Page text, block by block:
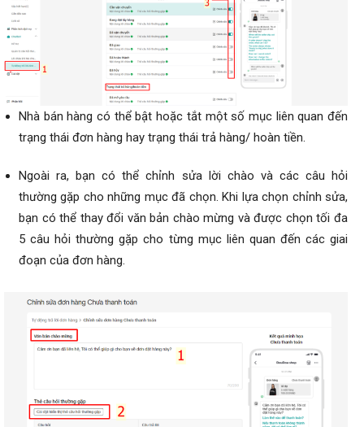
Nhà bán hàng có thể bật hoặc tắt một số mục liên quan đến
trạng thái đơn hàng hay trạng thái trả hàng/ hoàn tiền.
Ngoài ra, bạn có thể chỉnh sửa lời chào và các câu hỏi
thường gặp cho những mục đã chọn. Khi lựa chọn chỉnh sửa,
bạn có thể thay đổi văn bản chào mừng và được chọn tối đa
5 câu hỏi thường gặp cho từng mục liên quan đến các giai
đoạn của đơn hàng.